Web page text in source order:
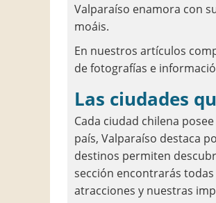
Valparaíso enamora con
moáis.
En nuestros artículos
de fotografías e
Las ciudades
Cada ciudad chilena
país, Valparaíso destaca
destinos permiten
sección encontrarás
atracciones y nuestras